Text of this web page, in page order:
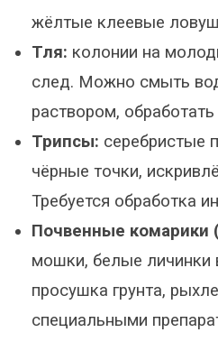
жёлтые клеевые
Тля: колонии на
след. Можно смыть
раствором,
Трипсы: серебристые
чёрные точки,
Требуется обработка
Почвенные комарики
мошки, белые личинки
просушка грунта,
специальными